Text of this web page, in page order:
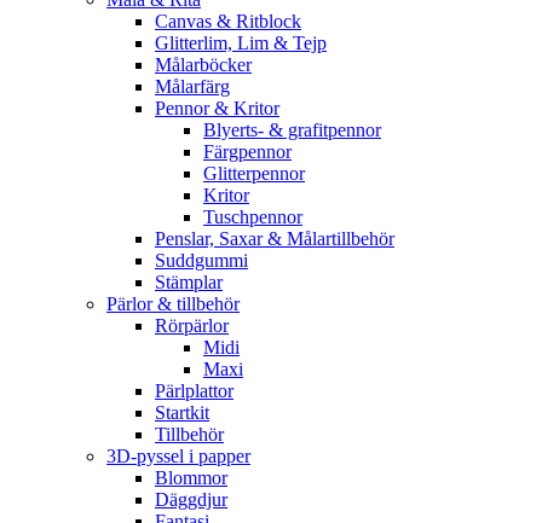
Canvas & Ritblock
Glitterlim, Lim & Tejp
Målarböcker
Målarfärg
Pennor & Kritor
Blyerts- & grafitpennor
Färgpennor
Glitterpennor
Kritor
Tuschpennor
Penslar, Saxar & Målartillbehör
Suddgummi
Stämplar
Pärlor & tillbehör
Rörpärlor
Midi
Maxi
Pärlplattor
Startkit
Tillbehör
3D-pyssel i papper
Blommor
Däggdjur